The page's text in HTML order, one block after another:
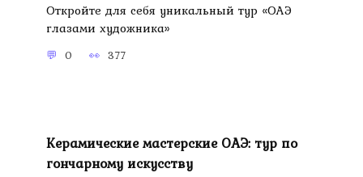
Откройте для себя уникальный тур «ОАЭ
глазами художника»
0 377
Керамические мастерские ОАЭ: тур по
гончарному искусству